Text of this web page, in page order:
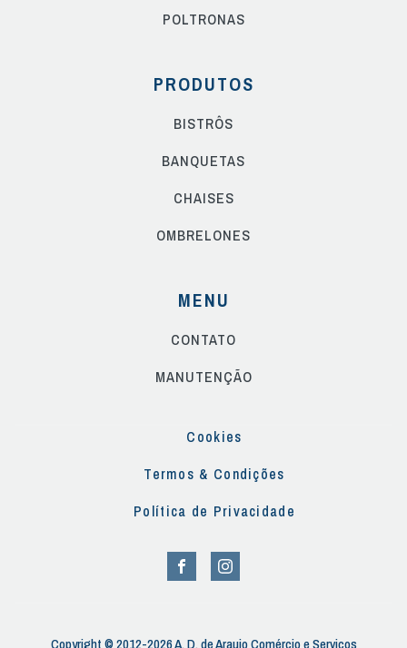
POLTRONAS
PRODUTOS
BISTRÔS
BANQUETAS
CHAISES
OMBRELONES
MENU
CONTATO
MANUTENÇÃO
Cookies
Termos & Condições
Política de Privacidade
Copyright © 2012-2026 A. D. de Araujo Comércio e Serviços